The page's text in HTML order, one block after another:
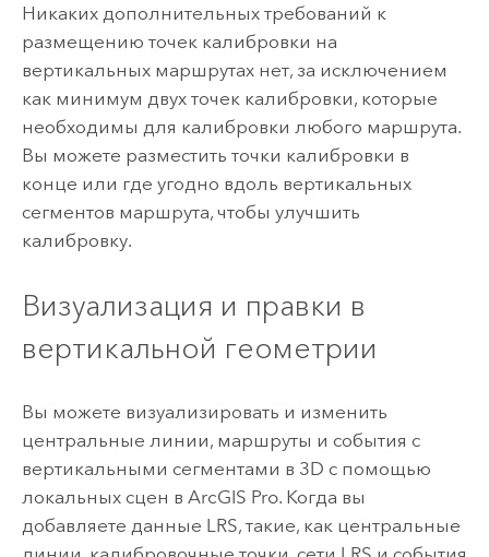
Никаких дополнительных требований к
размещению точек калибровки на
вертикальных маршрутах нет, за исключением
как минимум двух точек калибровки, которые
необходимы для калибровки любого маршрута.
Вы можете разместить точки калибровки в
конце или где угодно вдоль вертикальных
сегментов маршрута, чтобы улучшить
калибровку.
Визуализация и правки в
вертикальной геометрии
Вы можете визуализировать и изменить
центральные линии, маршруты и события с
вертикальными сегментами в 3D с помощью
локальных сцен в ArcGIS Pro. Когда вы
добавляете данные LRS, такие, как центральные